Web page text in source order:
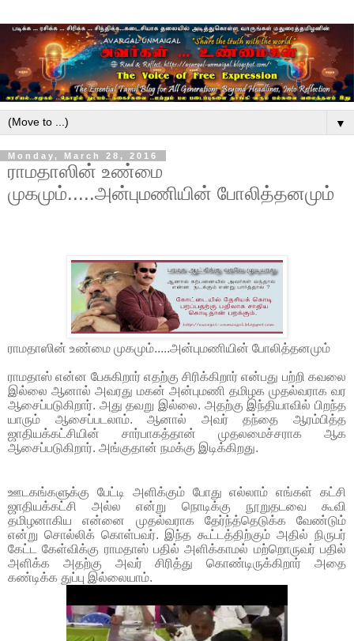
▼
Monday, March 28, 2016
ராமதாஸின் உண்மை
முகமும்.....அன்புமணியின் போலித்தனமும்
ராமதாஸின் உண்மை முகமும்.....அன்புமணியின் போலித்தனமும்
ராமதாஸ் என்ன பேசுகிறார் எதற்கு சிரிக்கிறார் என்பது பற்றி கவலை
இல்லை ஆனால் அவரது மகன் அன்புமணி தமிழக முதல்வராக வர
ஆசைப்படுகிறார். அது தவறு இல்லை. அதற்கு இந்தியாவில் பிறந்த
யாரும் ஆசைப்படலாம். ஆனால் அவர் தந்தை ஆரம்பித்த
ஜாதியக்கட்சியின் சார்பாகத்தான் முதலமைச்சராக ஆக
ஆசைப்படுகிறார். அங்குதான் நமக்கு இடிக்கிறது.
ஊடகங்களுக்கு பேட்டி அளிக்கும் போது எல்லாம் எங்கள் கட்சி
ஜாதியக்கட்சி அல்ல என்று நொடிக்கு நூறுதடவை கூவி
தமிழனாகிய என்னை முதல்வராக தேர்ந்த்தெடுக்க வேண்டும்
என்று சொல்லிக் கொள்பவர். இந்த கூட்டத்திற்கும் அதில் நிருபர்
கேட்ட கேள்விக்கு ராமதாஸ் பதில் அளிக்காமல் மற்றொருவர் பதில்
அளிக்க அதற்கு அவர் சிரித்து கொண்டிருக்கிறார் அதை
கண்டிக்க துப்பு இல்லையாம்.